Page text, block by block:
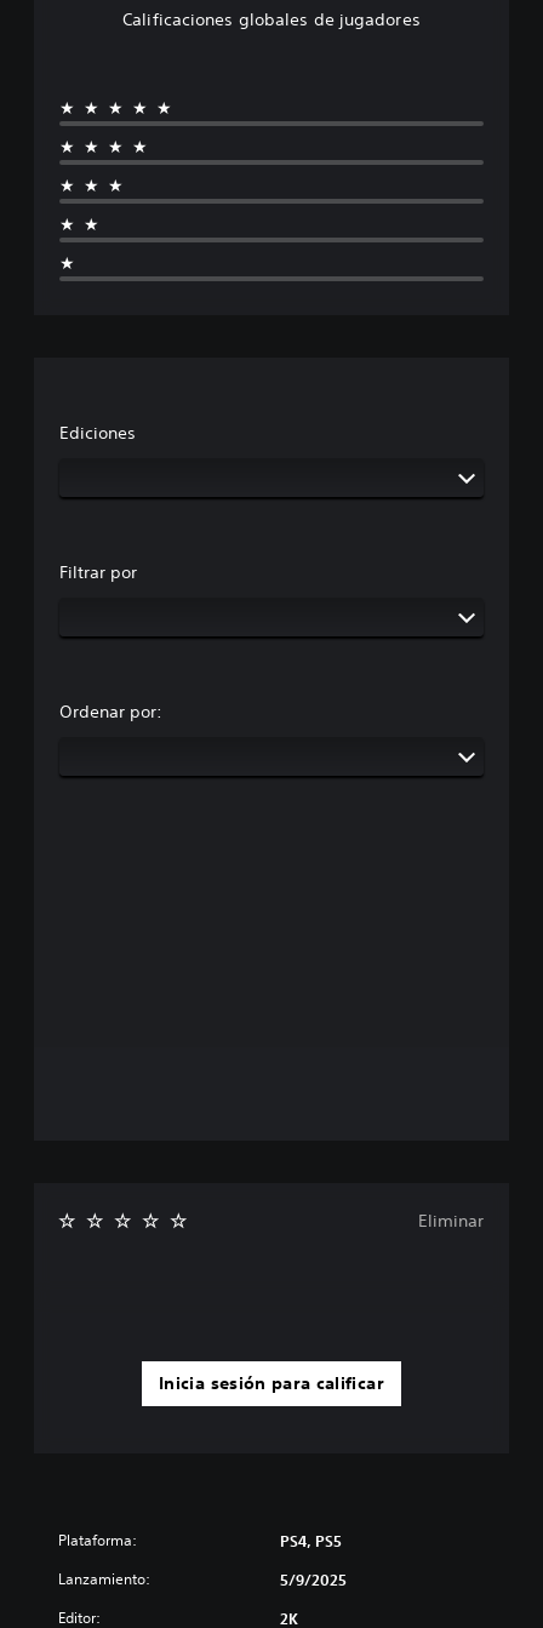
Calificaciones globales de jugadores
★★★★★
★★★★
★★★
★★
★
Ediciones
Filtrar por
Ordenar por:
Inicia sesión para calificar
Eliminar
Plataforma: PS4, PS5
Lanzamiento: 5/9/2025
Editor: 2K